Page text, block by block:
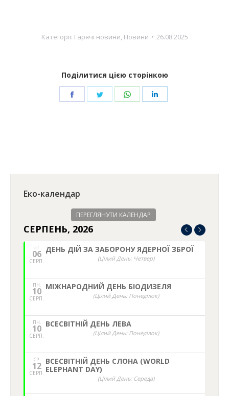
Категорії: Гарячі новини, Новини 26.08.2025
Поділитися цією сторінкою
Share
Share
Share
Еко-календар
ПЕРЕГЛЯНУТИ КАЛЕНДАР
СЕРПЕНЬ, 2026
ЧТ.
06
СЕРП.
ДЕНЬ ДІЙ ЗА ЗАБОРОНУ ЯДЕРНОЇ ЗБРОЇ
(Цілий День: Четвер)
ПН.
10
СЕРП.
МІЖНАРОДНИЙ ДЕНЬ БІОДИЗЕЛЯ
(Цілий День: Понеділок)
ПН.
10
СЕРП.
ВСЕСВІТНІЙ ДЕНЬ ЛЕВА
(Цілий День: Понеділок)
СР.
12
СЕРП.
ВСЕСВІТНІЙ ДЕНЬ СЛОНА (WORLD
ELEPHANT DAY)
(Цілий День: Середа)